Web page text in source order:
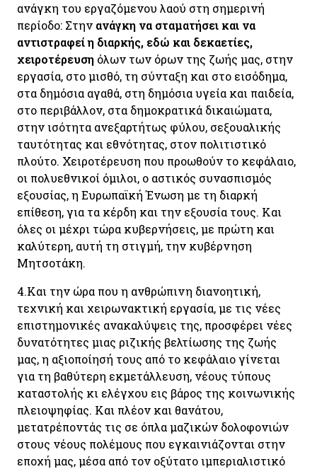
ανάγκη του εργαζόμενου λαού στη σημερινή
περίοδο: Στην ανάγκη να σταματήσει και να
αντιστραφεί η διαρκής, εδώ και δεκαετίες,
χειροτέρευση όλων των όρων της ζωής μας, στην
εργασία, στο μισθό, τη σύνταξη και στο εισόδημα,
στα δημόσια αγαθά, στη δημόσια υγεία και παιδεία,
στο περιβάλλον, στα δημοκρατικά δικαιώματα,
στην ισότητα ανεξαρτήτως φύλου, σεξουαλικής
ταυτότητας και εθνότητας, στον πολιτιστικό
πλούτο. Χειροτέρευση που προωθούν το κεφάλαιο,
οι πολυεθνικοί όμιλοι, ο αστικός συνασπισμός
εξουσίας, η Ευρωπαϊκή Ένωση με τη διαρκή
επίθεση, για τα κέρδη και την εξουσία τους. Και
όλες οι μέχρι τώρα κυβερνήσεις, με πρώτη και
καλύτερη, αυτή τη στιγμή, την κυβέρνηση
Μητσοτάκη.
4.Και την ώρα που η ανθρώπινη διανοητική,
τεχνική και χειρωνακτική εργασία, με τις νέες
επιστημονικές ανακαλύψεις της, προσφέρει νέες
δυνατότητες μιας ριζικής βελτίωσης της ζωής
μας, η αξιοποίησή τους από το κεφάλαιο γίνεται
για τη βαθύτερη εκμετάλλευση, νέους τύπους
καταστολής κι ελέγχου εις βάρος της κοινωνικής
πλειοψηφίας. Και πλέον και θανάτου,
μετατρέποντάς τις σε όπλα μαζικών δολοφονιών
στους νέους πολέμους που εγκαινιάζονται στην
εποχή μας, μέσα από τον οξύτατο ιμπεριαλιστικό